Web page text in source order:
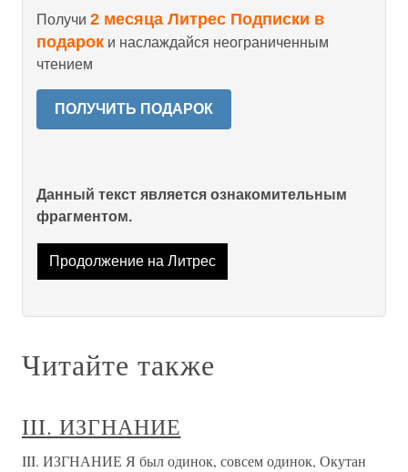
Получи 2 месяца Литрес Подписки в
подарок и наслаждайся неограниченным
чтением
ПОЛУЧИТЬ ПОДАРОК
Данный текст является ознакомительным
фрагментом.
Продолжение на Литрес
Читайте также
III. ИЗГНАНИЕ
III. ИЗГНАНИЕ Я был одинок, совсем одинок, Окутан